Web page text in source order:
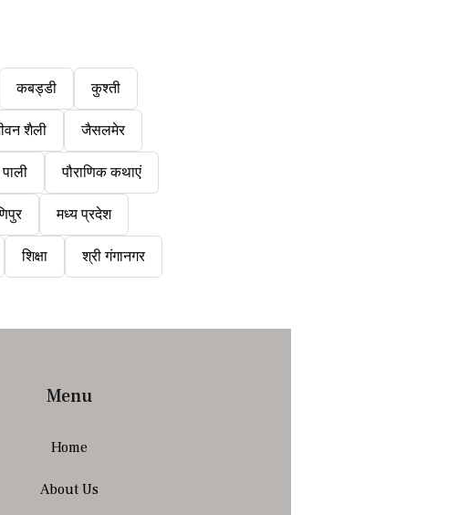
कबड्डी कुश्ती
शैली जैसलमेर
पाली पौराणिक कथाएं
मध्य प्रदेश
शिक्षा श्री गंगानगर
Menu
Home
About Us